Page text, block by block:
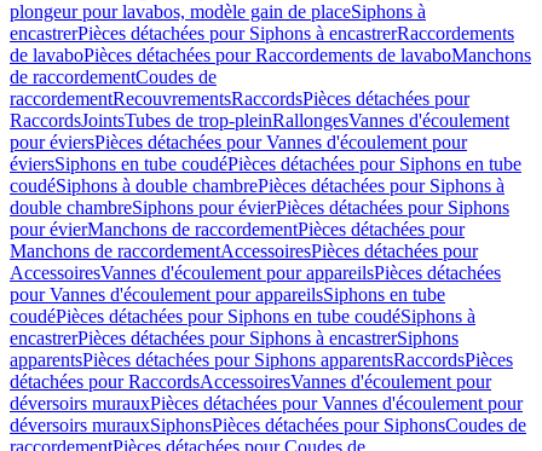
plongeur pour lavabos, modèle gain de placeSiphons à
encastrerPièces détachées pour Siphons à encastrerRaccordements
de lavaboPièces détachées pour Raccordements de lavaboManchons
de raccordementCoudes de
raccordementRecouvrementsRaccordsPièces détachées pour
RaccordsJointsTubes de trop-pleinRallongesVannes d'écoulement
pour éviersPièces détachées pour Vannes d'écoulement pour
éviersSiphons en tube coudéPièces détachées pour Siphons en tube
coudéSiphons à double chambrePièces détachées pour Siphons à
double chambreSiphons pour évierPièces détachées pour Siphons
pour évierManchons de raccordementPièces détachées pour
Manchons de raccordementAccessoiresPièces détachées pour
AccessoiresVannes d'écoulement pour appareilsPièces détachées
pour Vannes d'écoulement pour appareilsSiphons en tube
coudéPièces détachées pour Siphons en tube coudéSiphons à
encastrerPièces détachées pour Siphons à encastrerSiphons
apparentsPièces détachées pour Siphons apparentsRaccordsPièces
détachées pour RaccordsAccessoiresVannes d'écoulement pour
déversoirs murauxPièces détachées pour Vannes d'écoulement pour
déversoirs murauxSiphonsPièces détachées pour SiphonsCoudes de
raccordementPièces détachées pour Coudes de